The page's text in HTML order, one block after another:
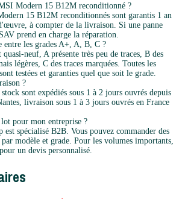
Modern 15 B12M reconditionné ?
15 B12M reconditionnés sont garantis 1 an
à compter de la livraison. Si une panne
prend en charge la réparation.
entre les grades A+, A, B, C ?
neuf, A présente très peu de traces, B des
légères, C des traces marquées. Toutes les
testées et garanties quel que soit le grade.
?
sont expédiés sous 1 à 2 jours ouvrés depuis
livraison sous 1 à 3 jours ouvrés en France
pour mon entreprise ?
est spécialisé B2B. Vous pouvez commander des
modèle et grade. Pour les volumes importants,
un devis personnalisé.